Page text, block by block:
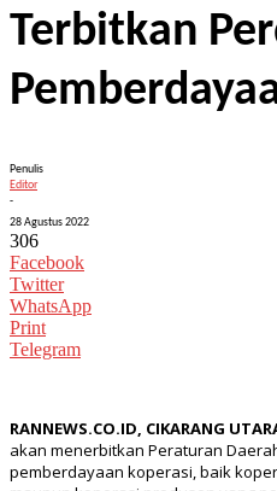
Terbitkan
Penulis
Editor
-
28 Agustus 2022
306
Facebook
Twitter
WhatsApp
Print
Telegram
RANNEWS.CO.ID, CIKARANG
akan menerbitkan Peraturan
pemberdayaan koperasi, baik